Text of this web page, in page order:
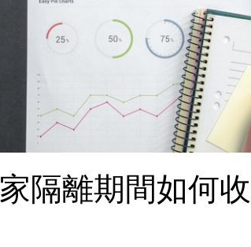
隔離期間如何